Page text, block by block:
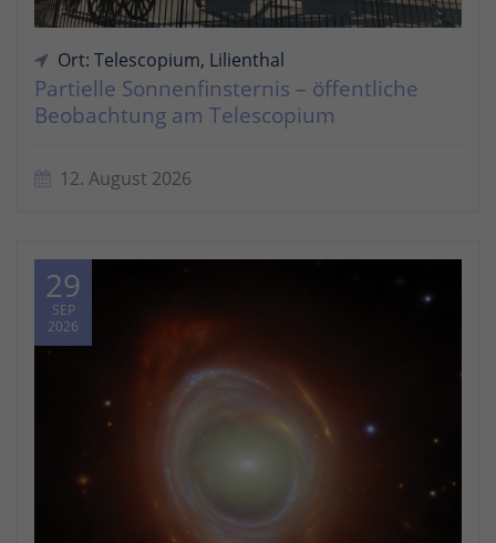
Ort: Telescopium, Lilienthal
Partielle Sonnenfinsternis – öffentliche
Beobachtung am Telescopium
12. August 2026
29
SEP
2026